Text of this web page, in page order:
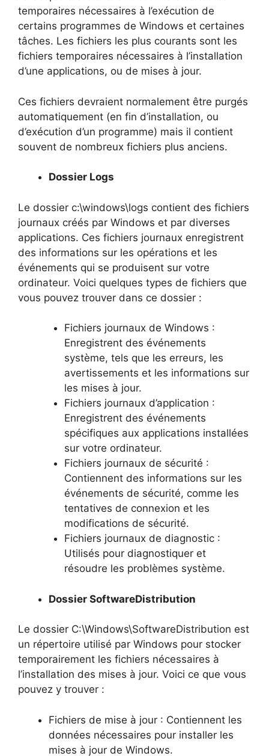
temporaires nécessaires à l’exécution de
certains programmes de Windows et certaines
tâches. Les fichiers les plus courants sont les
fichiers temporaires nécessaires à l’installation
d’une applications, ou de mises à jour.
Ces fichiers devraient normalement être purgés
automatiquement (en fin d’installation, ou
d’exécution d’un programme) mais il contient
souvent de nombreux fichiers plus anciens.
Dossier Logs
Le dossier c:\windows\logs contient des fichiers
journaux créés par Windows et par diverses
applications. Ces fichiers journaux enregistrent
des informations sur les opérations et les
événements qui se produisent sur votre
ordinateur. Voici quelques types de fichiers que
vous pouvez trouver dans ce dossier :
Fichiers journaux de Windows :
Enregistrent des événements
système, tels que les erreurs, les
avertissements et les informations sur
les mises à jour.
Fichiers journaux d’application :
Enregistrent des événements
spécifiques aux applications installées
sur votre ordinateur.
Fichiers journaux de sécurité :
Contiennent des informations sur les
événements de sécurité, comme les
tentatives de connexion et les
modifications de sécurité.
Fichiers journaux de diagnostic :
Utilisés pour diagnostiquer et
résoudre les problèmes système.
Dossier SoftwareDistribution
Le dossier C:\Windows\SoftwareDistribution est
un répertoire utilisé par Windows pour stocker
temporairement les fichiers nécessaires à
l’installation des mises à jour. Voici ce que vous
pouvez y trouver :
Fichiers de mise à jour : Contiennent les
données nécessaires pour installer les
mises à jour de Windows.